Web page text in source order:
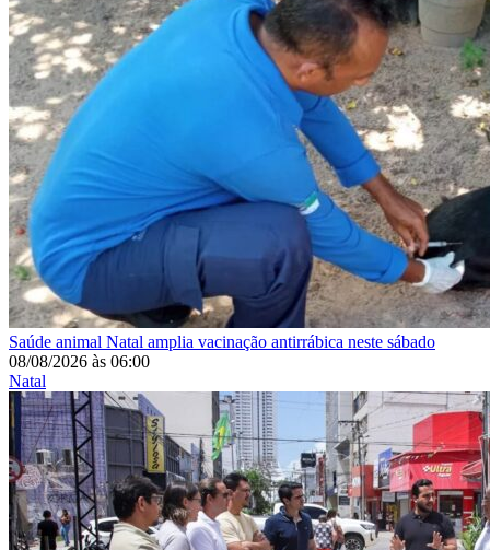
Saúde animal Natal amplia vacinação antirrábica neste sábado
08/08/2026 às 06:00
Natal